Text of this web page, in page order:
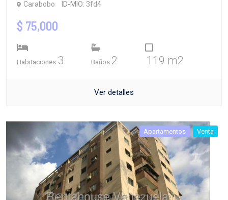
Carabobo ID-MIO: 3fd4
$ 75,000
Habitaciones 3 Baños 2 119 m2
Ver detalles
Apartamentos Venta